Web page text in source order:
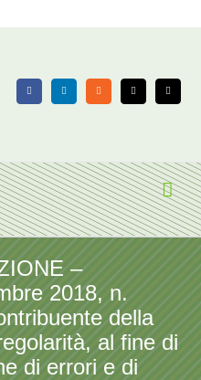
FacebookLinkedIn Rss X Email
–
2018, n.
della
al fine di
di errori e di